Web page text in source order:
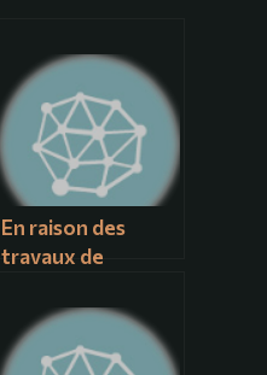
En raison des
travaux de
château, la nuit
des légendes